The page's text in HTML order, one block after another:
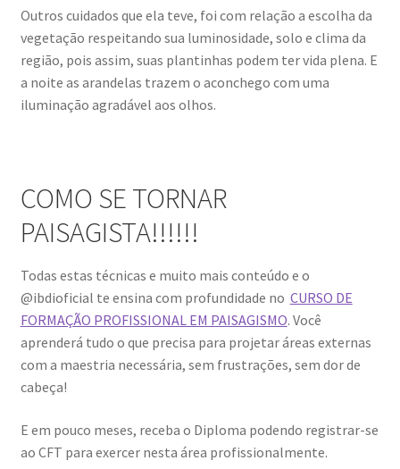
Outros cuidados que ela teve, foi com relação a escolha da
vegetação respeitando sua luminosidade, solo e clima da
região, pois assim, suas plantinhas podem ter vida plena. E
a noite as arandelas trazem o aconchego com uma
iluminação agradável aos olhos.
COMO SE TORNAR
PAISAGISTA!!!!!!
Todas estas técnicas e muito mais conteúdo e o
@ibdioficial te ensina com profundidade no CURSO DE
FORMAÇÃO PROFISSIONAL EM PAISAGISMO. Você
aprenderá tudo o que precisa para projetar áreas externas
com a maestria necessária, sem frustrações, sem dor de
cabeça!
E em pouco meses, receba o Diploma podendo registrar-se
ao CFT para exercer nesta área profissionalmente.